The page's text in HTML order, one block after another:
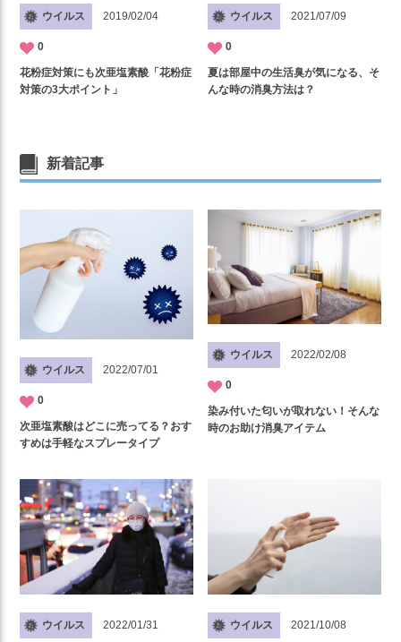
ウイルス 2019/02/04
0
花粉症対策にも次亜塩素酸「花粉症
対策の3大ポイント」
ウイルス 2021/07/09
0
夏は部屋中の生活臭が気になる、そ
んな時の消臭方法は？
新着記事
ウイルス 2022/07/01
0
次亜塩素酸はどこに売ってる？おす
すめは手軽なスプレータイプ
ウイルス 2022/02/08
0
染み付いた匂いが取れない！そんな
時のお助け消臭アイテム
ウイルス 2022/01/31 ウイルス 2021/10/08